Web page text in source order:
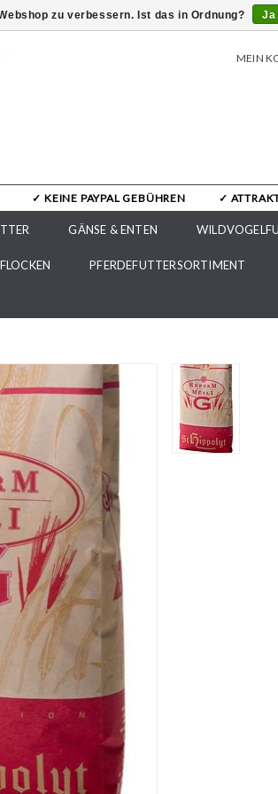
MEIN
✓ KEINE PAYPAL GEBÜHREN ✓
GÄNSE & ENTEN
PFERDEFUTTERSORTIMENT
zu verbessern. Ist das in Ordnung? Ja